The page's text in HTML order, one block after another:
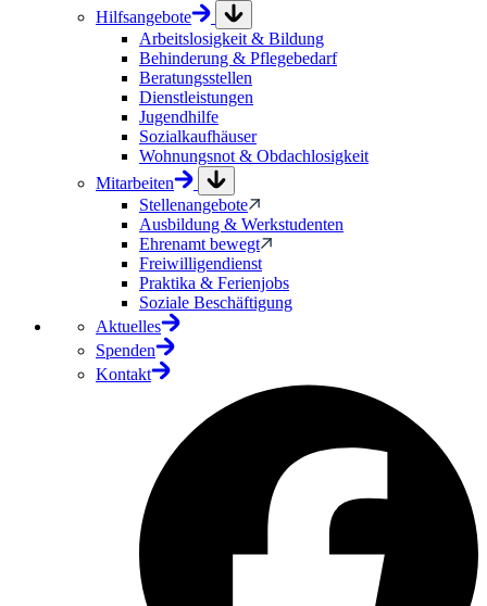
Hilfsangebote
Arbeitslosigkeit & Bildung
Behinderung & Pflegebedarf
Beratungsstellen
Dienstleistungen
Jugendhilfe
Sozialkaufhäuser
Wohnungsnot & Obdachlosigkeit
Mitarbeiten
Stellenangebote
Ausbildung & Werkstudenten
Ehrenamt bewegt
Freiwilligendienst
Praktika & Ferienjobs
Soziale Beschäftigung
Aktuelles
Spenden
Kontakt